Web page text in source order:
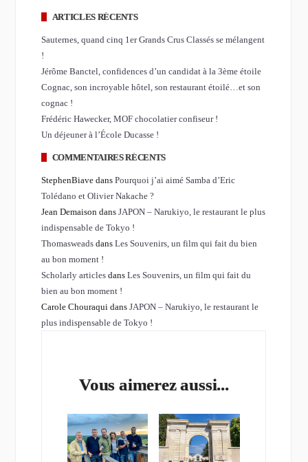
ARTICLES RÉCENTS
Sauternes, quand cinq 1er Grands Crus Classés se mélangent
!
Jérôme Banctel, confidences d’un candidat à la 3ème étoile
Cognac, son incroyable hôtel, son restaurant étoilé…et son
cognac !
Frédéric Hawecker, MOF chocolatier confiseur !
Un déjeuner à l’École Ducasse !
COMMENTAIRES RÉCENTS
StephenBiave dans Pourquoi j’ai aimé Samba d’Eric
Tolédano et Olivier Nakache ?
Jean Demaison dans JAPON – Narukiyo, le restaurant le plus
indispensable de Tokyo !
Thomasweadsdans Les Souvenirs, un film qui fait du bien
au bon moment !
Scholarly articlesdans Les Souvenirs, un film qui fait du
bien au bon moment !
Carole Chouraqui dans JAPON – Narukiyo, le restaurant le
plus indispensable de Tokyo !
Vous aimerez aussi...